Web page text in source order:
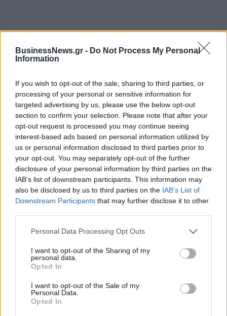
BusinessNews.gr - Do Not Process My Personal
Information
If you wish to opt-out of the sale, sharing to third parties, or
processing of your personal or sensitive information for
targeted advertising by us, please use the below opt-out
section to confirm your selection. Please note that after your
opt-out request is processed you may continue seeing
interest-based ads based on personal information utilized by
us or personal information disclosed to third parties prior to
your opt-out. You may separately opt-out of the further
disclosure of your personal information by third parties on the
IAB’s list of downstream participants. This information may
also be disclosed by us to third parties on the IAB’s List of
Downstream Participants that may further disclose it to other
Personal Data Processing Opt Outs
I want to opt-out of the Sharing of my
personal data.
Opted In
I want to opt-out of the Sale of my
Personal Data.
Opted In
ΡΟΗ ΕΙΔΗΣΕΩΝ
Αλ. Τσίπρας: Στις 2 Σεπτεμβρίου η παρουσίαση του
οικονομικού προγράμματος της ΕΛ.Α.Σ. στη
Θεσσαλονίκη
09/08/2026 - 10:03 ΠΟΛΙΤΙΚΗ
Κορυφώνεται η έξοδος του Αυγούστου – Πάνω από
56.000 επιβάτες αναχωρούν σήμερα από τα
λιμάνια της Αττικής
ΕΛΛΑΔΑ
Δυτική Αττική: Η επόμενη ημέρα μετά τις πυρκαγιές
– Τα έργα Antinero και η «μάχη» πριν από τις
βροχές
Ειδικό Χωροταξικό για τον Τουρισμό: Οι νέοι
κανόνες για επενδύσεις, νησιά και προορισμούς υπό
πίεση
08/08/2026 - 13:21 ΤΟΥΡΙΣΜΟΣ